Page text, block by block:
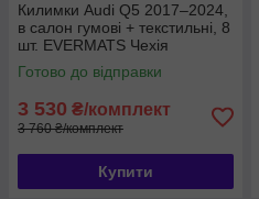
Килимки Audi Q5 2017–2024,
в салон гумові + текстильні, 8
шт. EVERMATS Чехія
(PT221224)
Готово до відправки
3 530 ₴/комплект
3 760 ₴/комплект
Купити